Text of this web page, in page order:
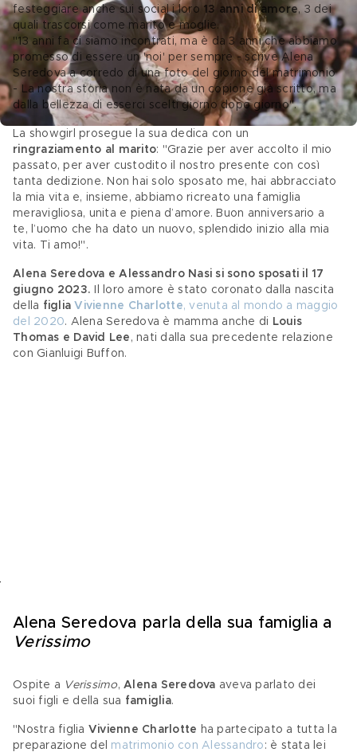
festeggiare anche sui social i loro 13 anni di amore, 3 dei
quali trascorsi come marito e moglie.
"13 anni fa ci siamo incontrati, ma è da 3 anni che abbiamo
promesso di essere un 'noi' per sempre - scrive Alena
Seredova a corredo di una foto del giorno del matrimonio
- La nostra storia non è nata da un copione già scritto, ma
dalla bellezza di esserci scelti giorno dopo giorno".
La showgirl prosegue la sua dedica con un
ringraziamento al marito: "Grazie per aver accolto il mio
passato, per aver custodito il nostro presente con così
tanta dedizione. Non hai solo sposato me, hai abbracciato
la mia vita e, insieme, abbiamo ricreato una famiglia
meravigliosa, unita e piena d’amore. Buon anniversario a
te, l’uomo che ha dato un nuovo, splendido inizio alla mia
vita. Ti amo!".
Alena Seredova e Alessandro Nasi si sono sposati il 17
giugno 2023. Il loro amore è stato coronato dalla nascita
della figlia Vivienne Charlotte, venuta al mondo a maggio
del 2020. Alena Seredova è mamma anche di Louis
Thomas e David Lee , nati dalla sua precedente relazione
con Gianluigi Buffon.
Alena Seredova parla della sua famiglia a
Verissimo
Ospite a Verissimo, Alena Seredova aveva parlato dei
suoi figli e della sua famiglia.
"Nostra figlia Vivienne Charlotte ha partecipato a tutta la
preparazione del matrimonio con Alessandro : è stata lei